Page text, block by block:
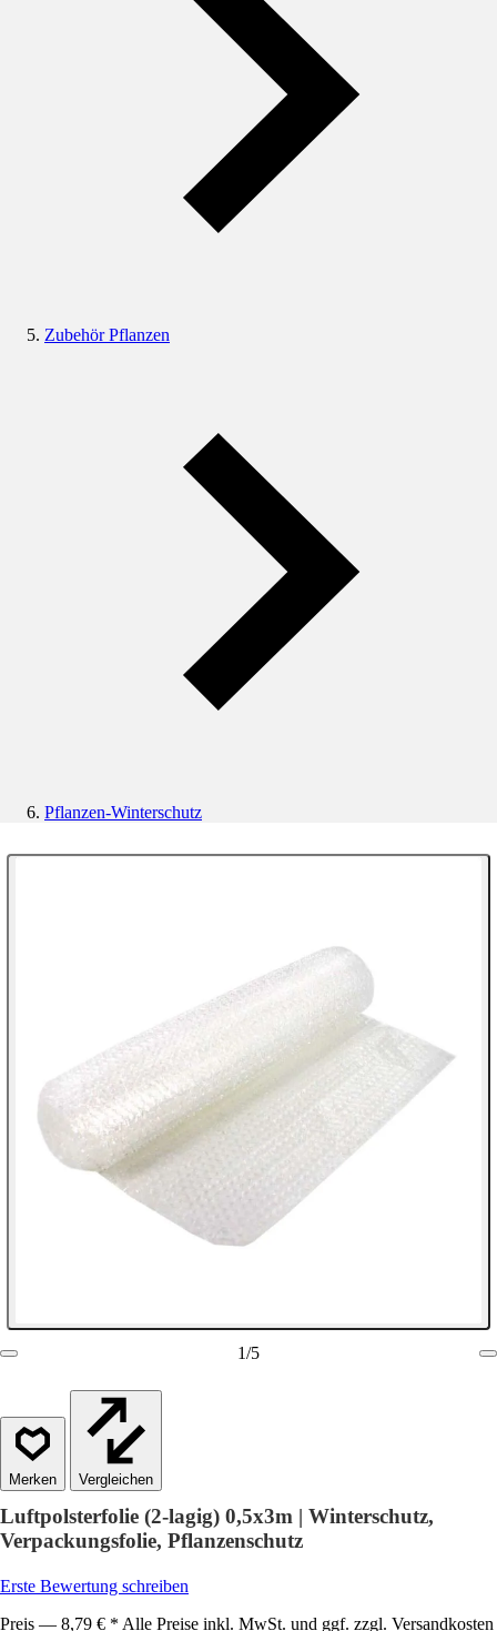
Zubehör Pflanzen
Pflanzen-Winterschutz
1/5
Vergleichen
Luftpolsterfolie (2-lagig) 0,5x3m | Winterschutz,
Verpackungsfolie, Pflanzenschutz
Erste Bewertung schreiben
Preis — 8,79 € * Alle Preise inkl. MwSt. und ggf. zzgl. Versandkosten